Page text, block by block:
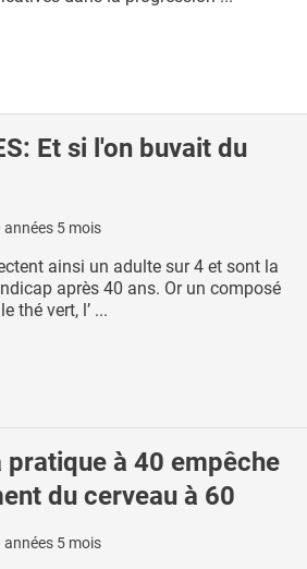
Et si l'on buvait du
années 5 mois
ainsi un adulte sur 4 et sont la
après 40 ans. Or un composé
thé vert, l’ ...
pratique à 40 empêche
du cerveau à 60
années 5 mois